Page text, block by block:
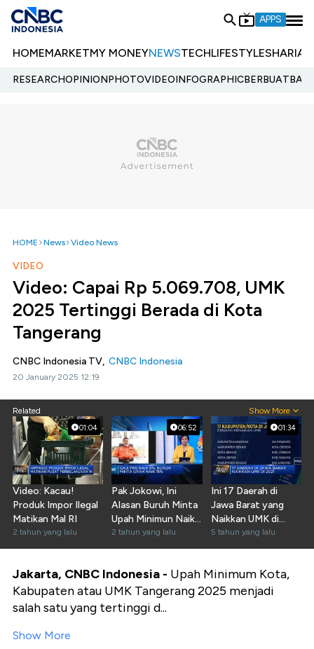
APPS
HOMEMARKETMY MONEYNEWSTECHLIFESTYLESHARIA
RESEARCHOPINIONPHOTOVIDEOINFOGRAPHIC
HOME News Video News
VIDEO
Video: Capai Rp 5.069.708, UMK
2025 Tertinggi Berada di Kota
Tangerang
CNBC Indonesia TV, CNBC Indonesia
20 January 2025 12:19
Related Show More
01:04
Video: Kacau!
Produk Impor Ilegal
Matikan Mal RI
2 tahun yang lalu
06:52
Pak Jokowi, Ini
Alasan Buruh Minta
Upah Minimun Naik
15%
2 tahun yang lalu
01:34
Ini 17 Daerah di
Jawa Barat yang
Naikkan UMK di
2021
5 tahun yang lalu
Jakarta, CNBC Indonesia - Upah Minimum Kota,
Kabupaten atau UMK Tangerang 2025 menjadi
salah satu yang tertinggi d...
Show More